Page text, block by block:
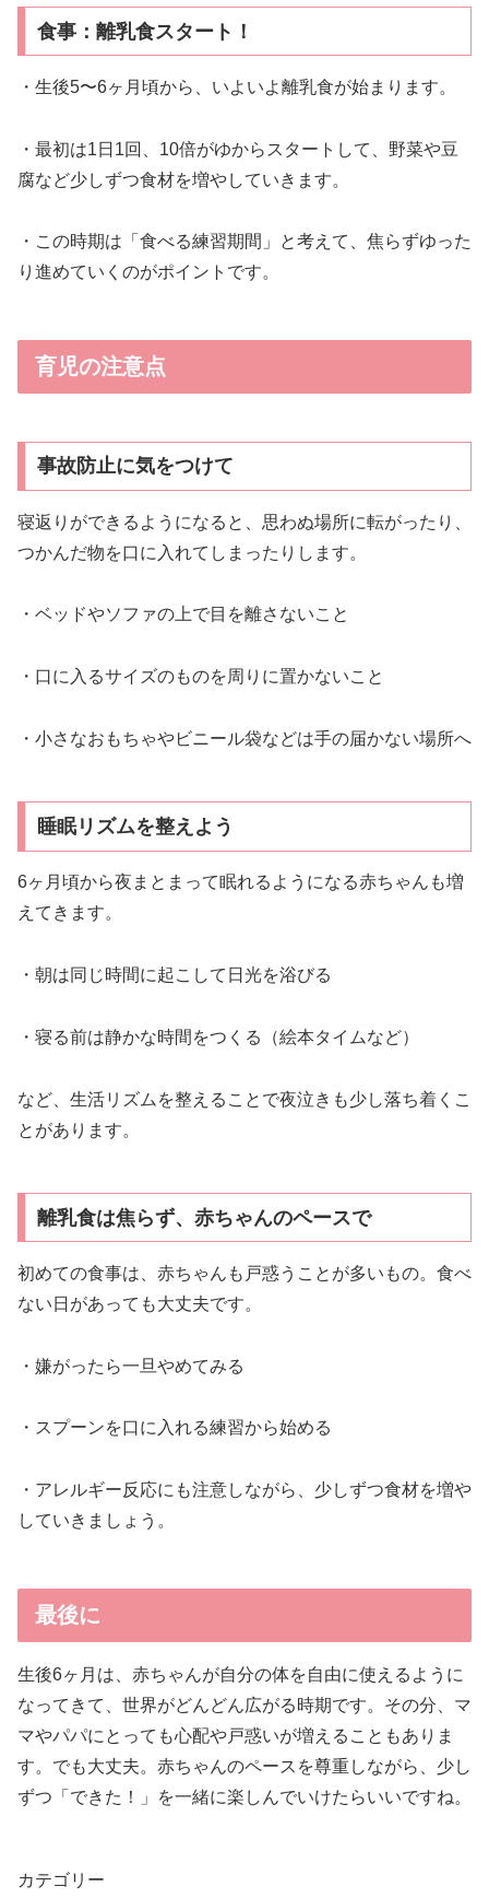
食事：離乳食スタート！
・生後5〜6ヶ月頃から、いよいよ離乳食が始まります。
・最初は1日1回、10倍がゆからスタートして、野菜や豆
腐など少しずつ食材を増やしていきます。
・この時期は「食べる練習期間」と考えて、焦らずゆった
り進めていくのがポイントです。
育児の注意点
事故防止に気をつけて
寝返りができるようになると、思わぬ場所に転がったり、
つかんだ物を口に入れてしまったりします。
・ベッドやソファの上で目を離さないこと
・口に入るサイズのものを周りに置かないこと
・小さなおもちゃやビニール袋などは手の届かない場所へ
睡眠リズムを整えよう
6ヶ月頃から夜まとまって眠れるようになる赤ちゃんも増
えてきます。
・朝は同じ時間に起こして日光を浴びる
・寝る前は静かな時間をつくる（絵本タイムなど）
など、生活リズムを整えることで夜泣きも少し落ち着くこ
とがあります。
離乳食は焦らず、赤ちゃんのペースで
初めての食事は、赤ちゃんも戸惑うことが多いもの。食べ
ない日があっても大丈夫です。
・嫌がったら一旦やめてみる
・スプーンを口に入れる練習から始める
・アレルギー反応にも注意しながら、少しずつ食材を増や
していきましょう。
最後に
生後6ヶ月は、赤ちゃんが自分の体を自由に使えるように
なってきて、世界がどんどん広がる時期です。その分、マ
マやパパにとっても心配や戸惑いが増えることもありま
す。でも大丈夫。赤ちゃんのペースを尊重しながら、少し
ずつ「できた！」を一緒に楽しんでいけたらいいですね。
カテゴリー